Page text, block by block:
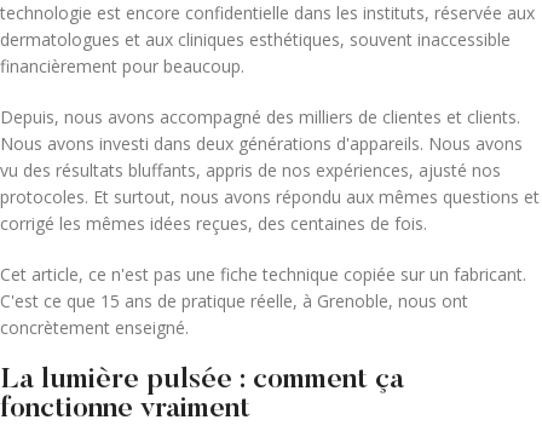
technologie est encore confidentielle dans les instituts, réservée aux
dermatologues et aux cliniques esthétiques, souvent inaccessible
financièrement pour beaucoup.
Depuis, nous avons accompagné des milliers de clientes et clients.
Nous avons investi dans deux générations d'appareils. Nous avons
vu des résultats bluffants, appris de nos expériences, ajusté nos
protocoles. Et surtout, nous avons répondu aux mêmes questions et
corrigé les mêmes idées reçues, des centaines de fois.
Cet article, ce n'est pas une fiche technique copiée sur un fabricant.
C'est ce que 15 ans de pratique réelle, à Grenoble, nous ont
concrètement enseigné.
La lumière pulsée : comment ça
fonctionne vraiment